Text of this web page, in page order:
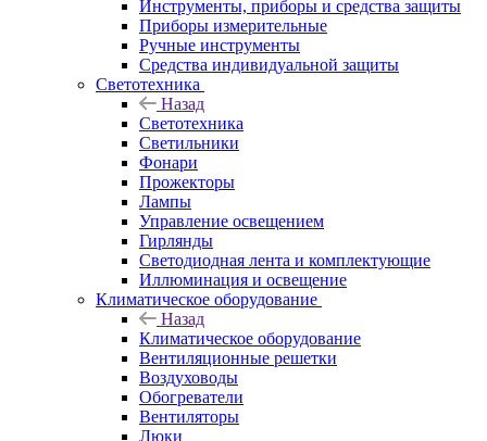
Инструменты, приборы и средства защиты
Приборы измерительные
Ручные инструменты
Средства индивидуальной защиты
Светотехника
Назад
Светотехника
Светильники
Фонари
Прожекторы
Лампы
Управление освещением
Гирлянды
Светодиодная лента и комплектующие
Иллюминация и освещение
Климатическое оборудование
Назад
Климатическое оборудование
Вентиляционные решетки
Воздуховоды
Обогреватели
Вентиляторы
Люки